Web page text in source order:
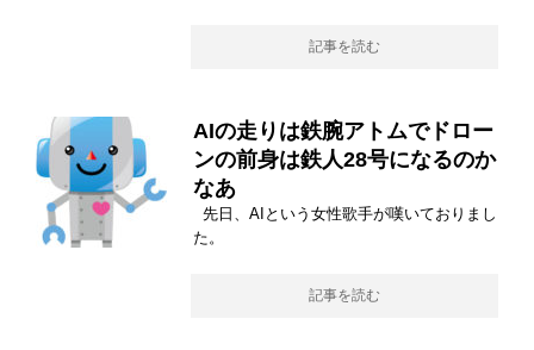
記事を読む
AIの走りは鉄腕アトムでドロー
ンの前身は鉄人28号になるのか
なあ
先日、AIという女性歌手が嘆いておりまし
た。
記事を読む